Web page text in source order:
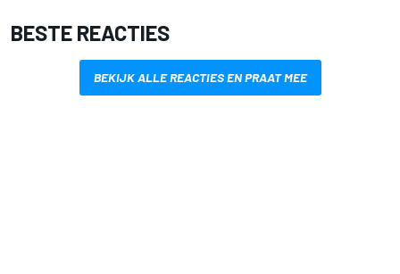
BESTE REACTIES
BEKIJK ALLE REACTIES EN PRAAT MEE